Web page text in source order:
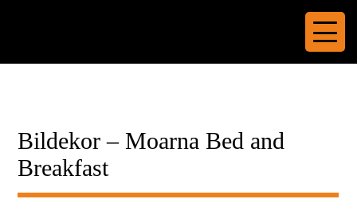
Bildekor – Moarna Bed and
Breakfast